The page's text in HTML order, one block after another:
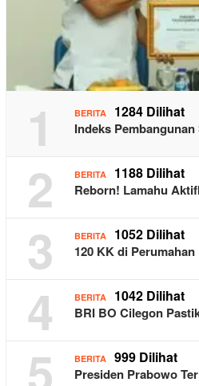
1 BERITA 1284 Dilihat
Indeks
2 BERITA 1188 Dilihat
Reborn! Lamahu
3 BERITA 1052 Dilihat
120 KK di
4 BERITA 1042 Dilihat
BRI BO Cilegon
5 BERITA 999 Dilihat
Presiden Prabowo